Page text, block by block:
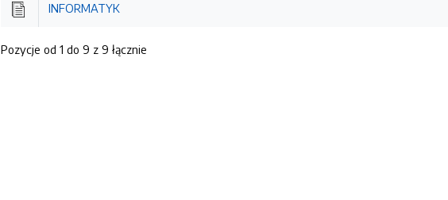
INFORMATYK
Pozycje od 1 do 9 z 9 łącznie